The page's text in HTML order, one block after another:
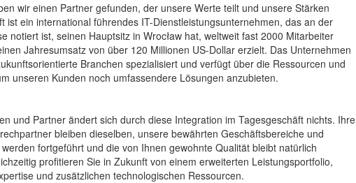
wir einen Partner gefunden, der unsere Werte teilt und unsere Stärken
ist ein international führendes IT-Dienstleistungsunternehmen, das an der
notiert ist, seinen Hauptsitz in Wrocław hat, weltweit fast 2000 Mitarbeiter
Jahresumsatz von über 120 Millionen US-Dollar erzielt. Das Unternehmen
Branchen spezialisiert und verfügt über die Ressourcen und
unseren Kunden noch umfassendere Lösungen anzubieten.
und Partner ändert sich durch diese Integration im Tagesgeschäft nichts. Ihre
bleiben dieselben, unsere bewährten Geschäftsbereiche und
fortgeführt und die von Ihnen gewohnte Qualität bleibt natürlich
profitieren Sie in Zukunft von einem erweiterten Leistungsportfolio,
und zusätzlichen technologischen Ressourcen.